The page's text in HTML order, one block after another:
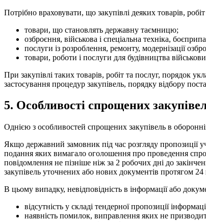
Потрібно враховувати, що закупівлі деяких товарів,
товари, що становлять державну таємницю;
озброєння, військова і спеціальна техніка,
послуги із розроблення, ремонту, модернізації
товари, роботи і послуги для будівництва
При закупівлі таких товарів, робіт та послуг, порядок
застосування процедур закупівель, порядку відбору
5. Особливості спрощених
Однією з особливостей спрощених закупівель в
Якщо державний замовник під час розгляду пропозиції
подання яких вимагало оголошення про проведення
повідомлення не пізніше ніж за 2 робочих дні до
закупівель уточнених або нових документів протягом
В цьому випадку, невідповідність в інформації або
відсутність у складі тендерної пропозиції
наявність помилок, виправлення яких не